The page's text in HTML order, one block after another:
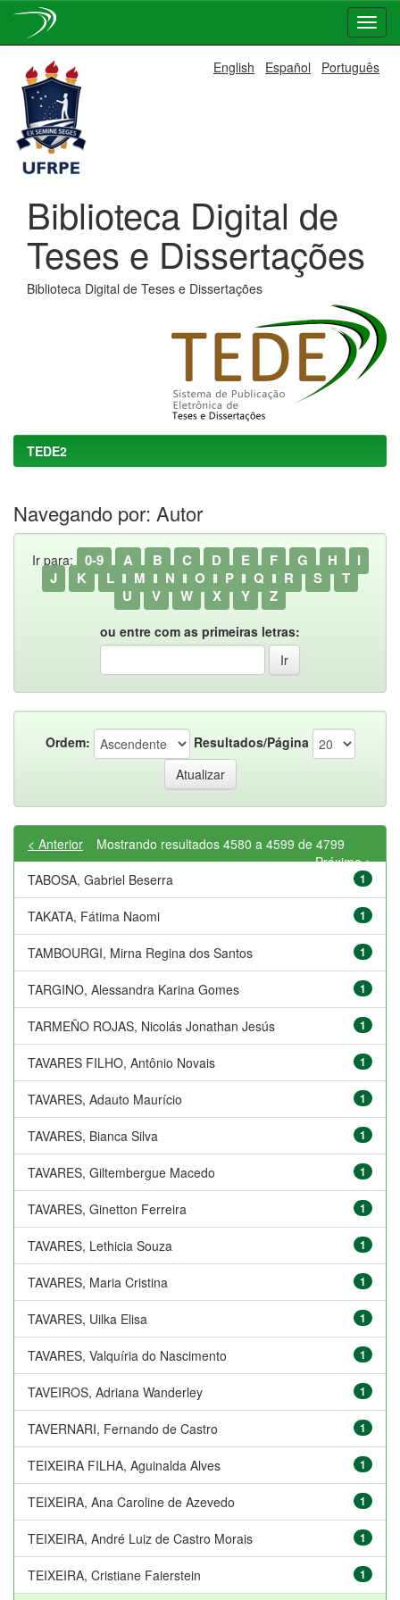
navigation
English Español Português
Biblioteca Digital de
Teses e Dissertações
Biblioteca Digital de Teses e Dissertações
TEDE2
Navegando por: Autor
Ir para: 0-9 A B C D E F G H
I
J
K L M N O P Q R S
T
U
V W X Y Z
ou entre com as primeiras letras:
Ordem: Resultados/Página
Mostrando resultados 4580 a 4599 de 4799
< Anterior
Próximo >
TABOSA, Gabriel Beserra
1
TAKATA, Fátima Naomi 1
TAMBOURGI, Mirna Regina dos Santos 1
TARGINO, Alessandra Karina Gomes 1
TARMEÑO ROJAS, Nicolás Jonathan Jesús 1
TAVARES FILHO, Antônio Novais 1
TAVARES, Adauto Maurício 1
TAVARES, Bianca Silva 1
TAVARES, Giltembergue Macedo 1
TAVARES, Ginetton Ferreira 1
TAVARES, Lethicia Souza 1
TAVARES, Maria Cristina 1
TAVARES, Uilka Elisa 1
TAVARES, Valquíria do Nascimento 1
TAVEIROS, Adriana Wanderley 1
TAVERNARI, Fernando de Castro 1
TEIXEIRA FILHA, Aguinalda Alves 1
TEIXEIRA, Ana Caroline de Azevedo 1
TEIXEIRA, André Luiz de Castro Morais 1
TEIXEIRA, Cristiane Faierstein 1